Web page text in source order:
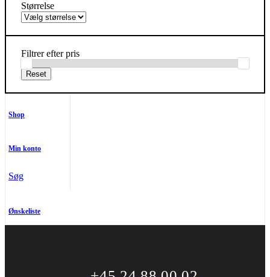
Størrelse
Filtrer efter pris
Shop
Min konto
Søg
Ønskeliste